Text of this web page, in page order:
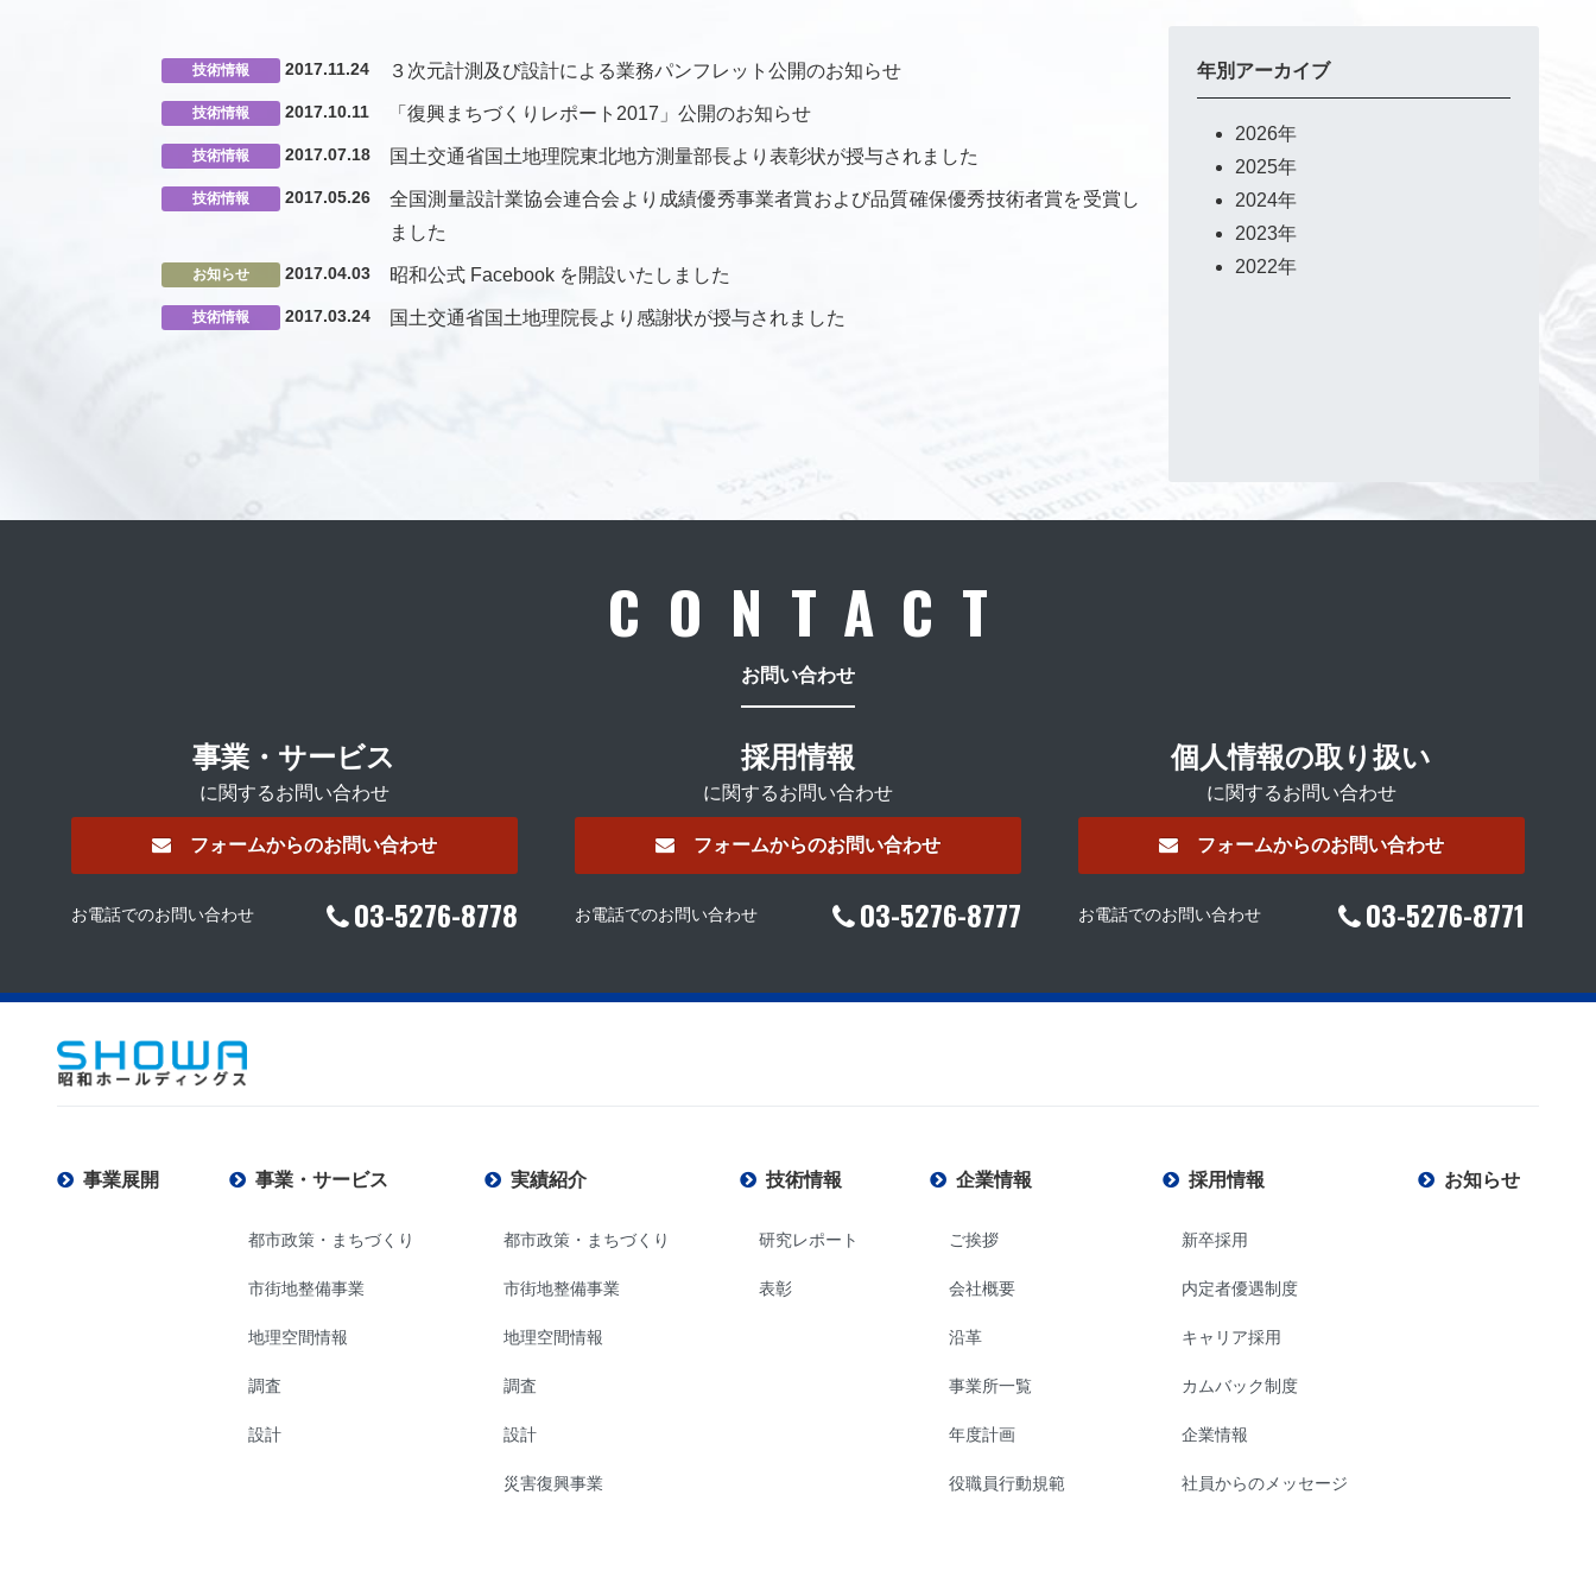
技術情報 2017.11.24 ３次元計測及び設計による業務パンフレット公開のお知らせ
技術情報 2017.10.11 「復興まちづくりレポート2017」公開のお知らせ
技術情報 2017.07.18 国土交通省国土地理院東北地方測量部長より表彰状が授与されました
技術情報 2017.05.26
全国測量設計業協会連合会より成績優秀事業者賞および品質確保優秀技術者賞を受賞し
ました
お知らせ 2017.04.03 昭和公式 Facebook を開設いたしました
技術情報 2017.03.24 国土交通省国土地理院長より感謝状が授与されました
年別アーカイブ
2026年
2025年
2024年
2023年
2022年
CONTACT
お問い合わせ
事業・サービス
に関するお問い合わせ
フォームからのお問い合わせ
お電話でのお問い合わせ 03-5276-8778
採用情報
に関するお問い合わせ
フォームからのお問い合わせ
お電話でのお問い合わせ 03-5276-8777
個人情報の取り扱い
に関するお問い合わせ
フォームからのお問い合わせ
お電話でのお問い合わせ 03-5276-8771
事業展開 事業・サービス
都市政策・まちづくり
市街地整備事業
地理空間情報
調査
設計
実績紹介
都市政策・まちづくり
市街地整備事業
地理空間情報
調査
設計
災害復興事業
技術情報
研究レポート
表彰
企業情報
ご挨拶
会社概要
沿革
事業所一覧
年度計画
役職員行動規範
採用情報
新卒採用
内定者優遇制度
キャリア採用
カムバック制度
企業情報
社員からのメッセージ
お知らせ